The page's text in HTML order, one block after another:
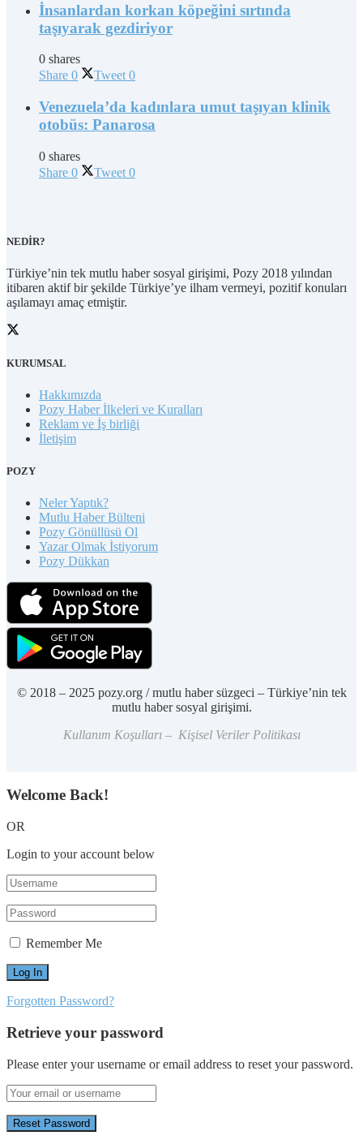
İnsanlardan korkan köpeğini sırtında
taşıyarak gezdiriyor
0 shares
Share 0 Tweet 0
Venezuela’da kadınlara umut taşıyan klinik
otobüs: Panarosa
0 shares
Share 0 Tweet 0
NEDİR?
Türkiye’nin tek mutlu haber sosyal girişimi, Pozy 2018 yılından
itibaren aktif bir şekilde Türkiye’ye ilham vermeyi, pozitif konuları
aşılamayı amaç etmiştir.
KURUMSAL
Hakkımızda
Pozy Haber İlkeleri ve Kuralları
Reklam ve İş birliği
İletişim
POZY
Neler Yaptık?
Mutlu Haber Bülteni
Pozy Gönüllüsü Ol
Yazar Olmak İstiyorum
Pozy Dükkan
© 2018 – 2025 pozy.org / mutlu haber süzgeci – Türkiye’nin tek
mutlu haber sosyal girişimi.
Kullanım Koşulları – Kişisel Veriler Politikası
Welcome Back!
OR
Login to your account below
Remember Me
Forgotten Password?
Retrieve your password
Please enter your username or email address to reset your password.